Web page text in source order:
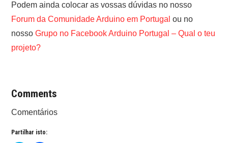
Podem ainda colocar as vossas dúvidas no nosso
Forum da Comunidade Arduino em Portugal ou no
nosso Grupo no Facebook Arduino Portugal – Qual o teu
projeto?
Comments
Comentários
Partilhar isto: